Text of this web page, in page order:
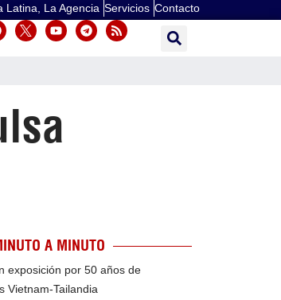
Latina, La Agencia Servicios Contacto
A MINUTO
exposición por 50 años de
Vietnam-Tailandia